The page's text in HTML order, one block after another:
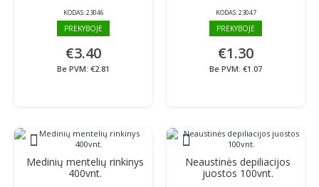
KODAS:23046
PREKYBOJE
€3.40
Be PVM: €2.81
KODAS:23047
PREKYBOJE
€1.30
Be PVM: €1.07
Medinių mentelių rinkinys
400vnt.
Neaustinės depiliacijos
juostos 100vnt.